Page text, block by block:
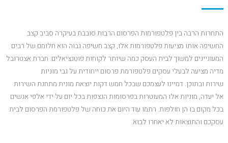
התחרות הרבה בין פלטפורמות הפרסום הרבות סובבת בעיקרה סביב קצב
החשיפה אותו מציעות פלטפורמות אלו, קצב חשיפה גבוה הוא חלומם של רבים
המעוניינים למשוך לבית העסק כמה שיותר לקוחות פוטנציאלים. חברת אצטרובל
מדיה מציעה לבעלי עסקים פלטפורמת פרסום ייחודית על גבי מוניות
שירות ובתוכן. דמיינו לעצמכם שבכל חמש דקות יוצאת מונית מתחנת השירות
אל יעדה, מוניות אלו המעוטרות בפרסומות הנצפות בכל יום על ידי אלפי אנשים
בכל מקום בו הן חולפות. רתמו עוד היום את כוחה של פלטפורמת הפרסום לבית
עסקכם והתוצאות לא יאחרו לבוא.